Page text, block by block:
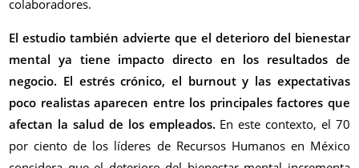
colaboradores.
El estudio también advierte que el deterioro del bienestar
mental ya tiene impacto directo en los resultados de
negocio. El estrés crónico, el burnout y las expectativas
poco realistas aparecen entre los principales factores que
afectan la salud de los empleados. En este contexto, el 70
por ciento de los líderes de Recursos Humanos en México